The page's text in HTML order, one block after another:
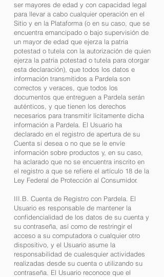
ser mayores de edad y con capacidad legal
para llevar a cabo cualquier operación en el
Sitio y en la Plataforma (o en su caso, que se
encuentra emancipado o bajo supervisión de
un mayor de edad que ejerza la patria
potestad o tutela con la autorización de quien
ejerza la patria potestad o tutela para otorgar
esta declaración), que todos los datos e
información transmitidos a Pardela son
correctos y veraces, que todos los
documentos que entreguen a Pardela serán
auténticos, y que tienen los derechos
necesarios para transmitir lícitamente dicha
información a Pardela. El Usuario ha
declarado en el registro de apertura de su
Cuenta si desea o no que se le envíe
información sobre productos y, en su caso,
ha aclarado que no se encuentra inscrito en
el registro a que se refiere el artículo 18 de la
Ley Federal de Protección al Consumidor.
III.B. Cuenta de Registro con Pardela. El
Usuario es responsable de mantener la
confidencialidad de los datos de su cuenta y
su contraseña, así como de restringir el
acceso a su computadora o cualquier otro
dispositivo, y el Usuario asume la
responsabilidad de cualesquier actividades
realizadas desde su cuenta o utilizando su
contraseña. El Usuario reconoce que el